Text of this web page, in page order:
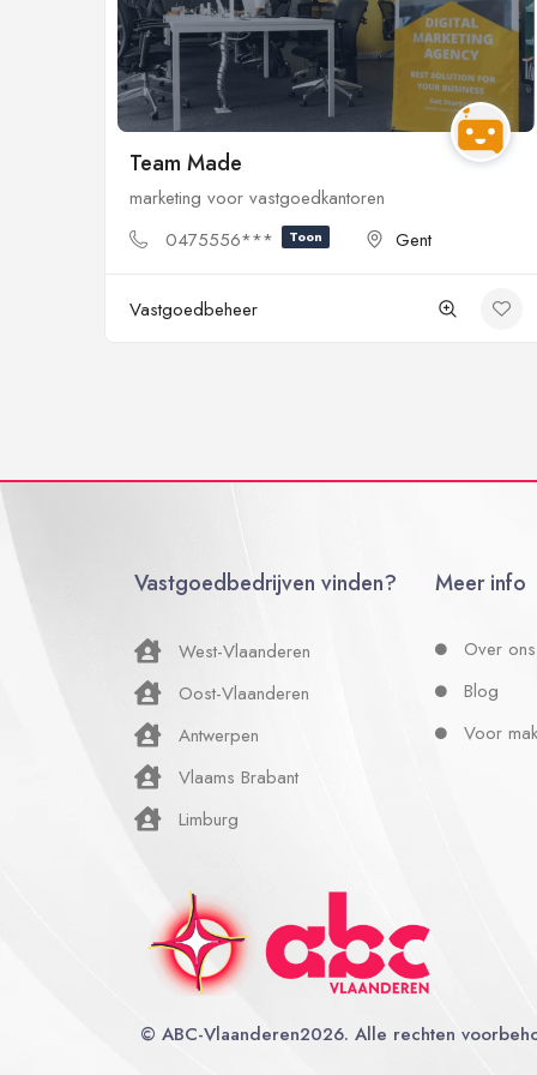
Team Made
marketing voor vastgoedkantoren
0475556***
Toon Gent
Vastgoedbeheer
Vastgoedbedrijven vinden?
West-Vlaanderen
Oost-Vlaanderen
Antwerpen
Vlaams Brabant
Limburg
Meer info
Over ons
Blog
Voor
© ABC-Vlaanderen2026. Alle rechten